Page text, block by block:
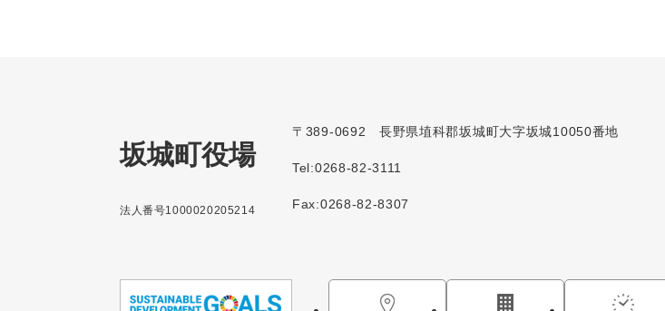
坂城町役場
法人番号1000020205214
〒389-0692 長野県埴科郡坂城町大字坂城10050番地
Tel:0268-82-3111
Fax:0268-82-8307